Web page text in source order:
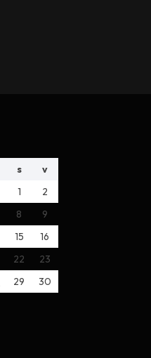
s
v
1
2
8
9
15
16
22
23
29 30